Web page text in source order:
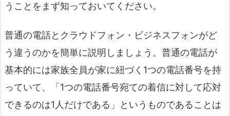
うことをまず知っておいてください。
普通の電話とクラウドフォン・ビジネスフォンがど
う違うのかを簡単に説明しましょう。普通の電話が
基本的には家族全員が家に紐づく1つの電話番号を持
っていて、「1つの電話番号宛ての着信に対して応対
できるのは1人だけである」というものであることは